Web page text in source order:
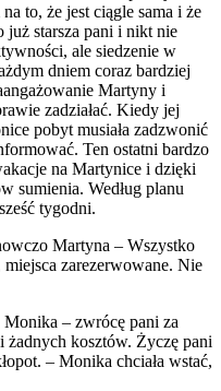
to, że jest ciągle sama i że
już starsza pani i nikt nie
ale siedzenie w
dniem coraz bardziej
Martyny i
zadziałać. Kiedy jej
pobyt musiała zadzwonić
Ten ostatni bardzo
na Martynice i dzięki
sumienia. Według planu
tygodni.
Martyna – Wszystko
zarezerwowane. Nie
– zwrócę pani za
żadnych kosztów. Życzę pani
– Monika chciała wstać,